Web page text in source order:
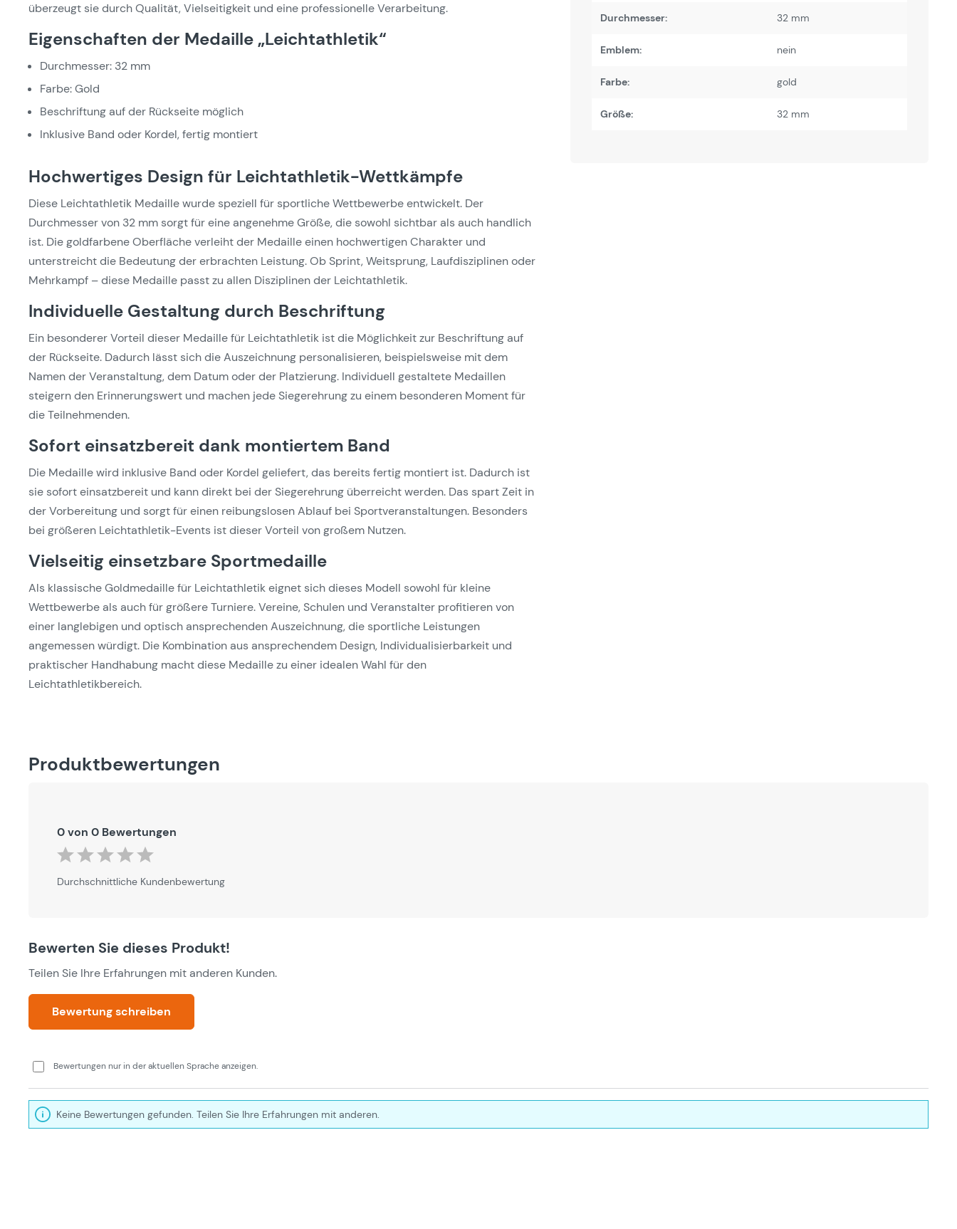
überzeugt sie durch Qualität, Vielseitigkeit und eine professionelle Verarbeitung.
Eigenschaften der Medaille „Leichtathletik“
Durchmesser: 32 mm
Farbe: Gold
Beschriftung auf der Rückseite möglich
Inklusive Band oder Kordel, fertig montiert
Hochwertiges Design für Leichtathletik-Wettkämpfe
Diese Leichtathletik Medaille wurde speziell für sportliche Wettbewerbe entwickelt. Der
Durchmesser von 32 mm sorgt für eine angenehme Größe, die sowohl sichtbar als auch handlich
ist. Die goldfarbene Oberfläche verleiht der Medaille einen hochwertigen Charakter und
unterstreicht die Bedeutung der erbrachten Leistung. Ob Sprint, Weitsprung, Laufdisziplinen oder
Mehrkampf – diese Medaille passt zu allen Disziplinen der Leichtathletik.
Individuelle Gestaltung durch Beschriftung
Ein besonderer Vorteil dieser Medaille für Leichtathletik ist die Möglichkeit zur Beschriftung auf
der Rückseite. Dadurch lässt sich die Auszeichnung personalisieren, beispielsweise mit dem
Namen der Veranstaltung, dem Datum oder der Platzierung. Individuell gestaltete Medaillen
steigern den Erinnerungswert und machen jede Siegerehrung zu einem besonderen Moment für
die Teilnehmenden.
Sofort einsatzbereit dank montiertem Band
Die Medaille wird inklusive Band oder Kordel geliefert, das bereits fertig montiert ist. Dadurch ist
sie sofort einsatzbereit und kann direkt bei der Siegerehrung überreicht werden. Das spart Zeit in
der Vorbereitung und sorgt für einen reibungslosen Ablauf bei Sportveranstaltungen. Besonders
bei größeren Leichtathletik-Events ist dieser Vorteil von großem Nutzen.
Vielseitig einsetzbare Sportmedaille
Als klassische Goldmedaille für Leichtathletik eignet sich dieses Modell sowohl für kleine
Wettbewerbe als auch für größere Turniere. Vereine, Schulen und Veranstalter profitieren von
einer langlebigen und optisch ansprechenden Auszeichnung, die sportliche Leistungen
angemessen würdigt. Die Kombination aus ansprechendem Design, Individualisierbarkeit und
praktischer Handhabung macht diese Medaille zu einer idealen Wahl für den
Leichtathletikbereich.
Durchmesser: 32 mm
Emblem: nein
Farbe: gold
Größe: 32 mm
Produktbewertungen
0 von 0 Bewertungen
Durchschnittliche Bewertung von 0 von 5 Sternen
Durchschnittliche Kundenbewertung
Bewerten Sie dieses Produkt!
Teilen Sie Ihre Erfahrungen mit anderen Kunden.
Bewertung schreiben
Bewertungen nur in der aktuellen Sprache anzeigen.
Keine Bewertungen gefunden. Teilen Sie Ihre Erfahrungen mit anderen.